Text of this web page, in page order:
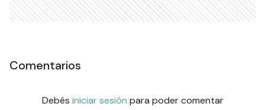
Comentarios
Debés iniciar sesión para poder comentar